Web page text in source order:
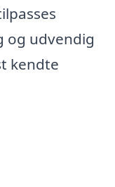
og udvendig
kendte